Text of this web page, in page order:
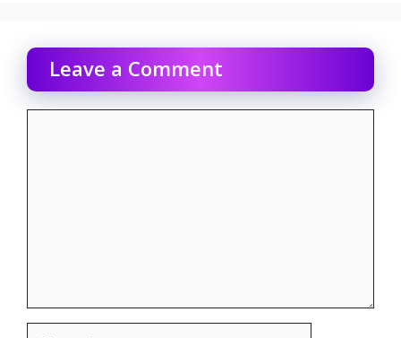
Leave a Comment